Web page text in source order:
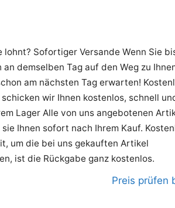
Sofortiger Versande Wenn Sie
demselben Tag auf den Weg zu
am nächsten Tag erwarten!
wir Ihnen kostenlos, schnell
Lager Alle von uns angebotenen
Ihnen sofort nach Ihrem Kauf.
um die bei uns gekauften Artikel
ist die Rückgabe ganz kostenlos.
Preis prüfen